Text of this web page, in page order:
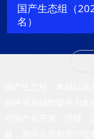
国产生态组（
名）